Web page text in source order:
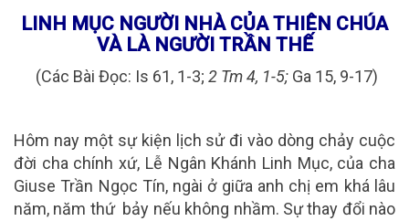
LINH MỤC NGƯỜI NHÀ CỦA THIÊN CHÚA
VÀ LÀ NGƯỜI TRẦN THẾ
(Các Bài Đọc: Is 61, 1-3; 2 Tm 4, 1-5; Ga 15, 9-17)
Hôm nay một sự kiện lịch sửđi vào dòng chảy cuộc
đời cha chính xứ, Lễ Ngân Khánh Linh Mục, của cha
Giuse Trần Ngọc Tín, ngài ở giữa anh chị em khá lâu
năm, năm thứ bảy nếu không nhầm. Sự thay đổi nào